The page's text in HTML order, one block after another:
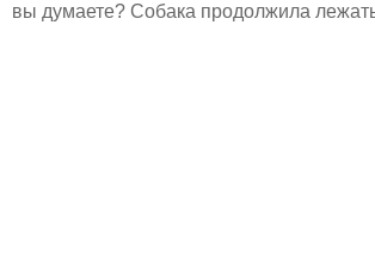
вы думаете? Собака продолжила